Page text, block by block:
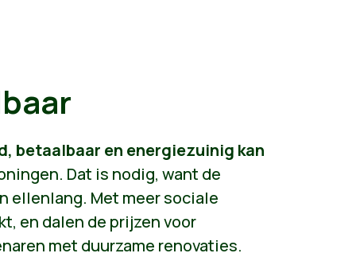
betaalbaar en energiezuinig kan
Dat is nodig, want de
ellenlang. Met meer sociale
en dalen de prijzen voor
met duurzame renovaties.